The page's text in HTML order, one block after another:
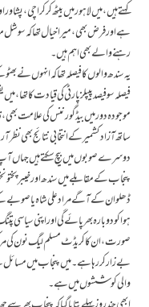
کہتے ہیں،میں لاہور میں بیٹھ کر کراچی ،
ہے اور فرض بھی، میرا خیال تھا کہ سوشل
رہنے والے بھی اہم ہیں۔
یہ سندھ والوں کا فیصلہ تھا کہ انہوں نے
فیصلہ سوفیصد پیپلز پارٹی کی قیادت کا
موجودہ دور میں بیڈ گورننس کی علامت
ساتھ آزاد کشمیر کے انتخابی نتائج
دوسرے صوبوں میں بیچ سکتے ہیں جہاں آپ
پنجاب کے مقابلے میں سندھ اور
ڈھلوان کے آگے مراد علی شاہ یا صوبے
ہوا کو دوبارہ بھر پائے گی اور اپنی
صورت، ان کاکریڈٹ مسلم لیگ نون کی
بے زار کر رہا ہے۔ میں پنجاب میں
والی کوششوں میں ہے ۔